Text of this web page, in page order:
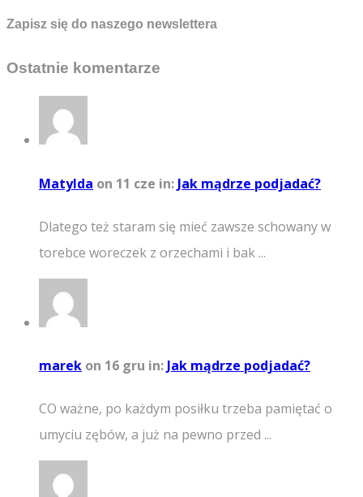
Zapisz się do naszego newslettera
Ostatnie komentarze
Matylda on 11 cze in: Jak mądrze podjadać?
Dlatego też staram się mieć zawsze schowany w
torebce woreczek z orzechami i bak ...
marek on 16 gru in: Jak mądrze podjadać?
CO ważne, po każdym posiłku trzeba pamiętać o
umyciu zębów, a już na pewno przed ...